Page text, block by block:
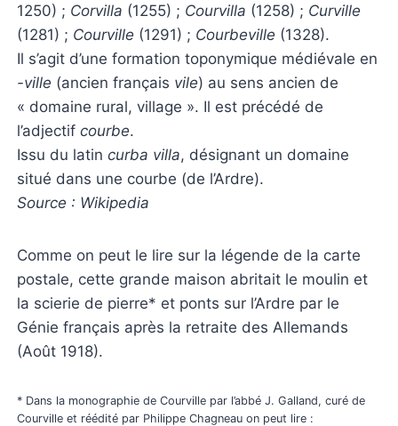
1250) ; Corvilla (1255) ; Courvilla (1258) ; Curville
(1281) ; Courville (1291) ; Courbeville (1328).
Il s’agit d’une formation toponymique médiévale en
-ville (ancien français vile) au sens ancien de
« domaine rural, village ». Il est précédé de
l’adjectifcourbe.
Issu du latincurba villa, désignant un domaine
situé dans une courbe (de l’Ardre).
Source : Wikipedia
Comme on peut le lire sur la légende de la carte
postale, cette grande maison abritait le moulin et
la scierie de pierre* et ponts sur l’Ardre par le
Génie français après la retraite des Allemands
(Août 1918).
* Dans la monographie de Courville par l’abbé J. Galland, curé de
Courville et réédité par Philippe Chagneau on peut lire :